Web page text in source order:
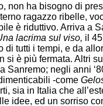
non ha bisogno di
ragazzo ribelle,
è riduttivo. Arriva a
lacrima sul viso, il
di tutti i tempi, e da
si è più fermata. Altri
Sanremo; negli anni
-come
sia in Italia che
idee, ed un sorriso